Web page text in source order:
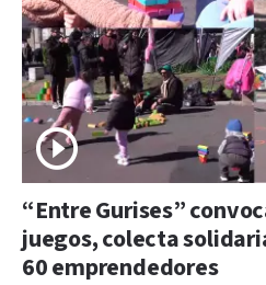
“Entre Gurises”
juegos, colecta
60 emprendedores